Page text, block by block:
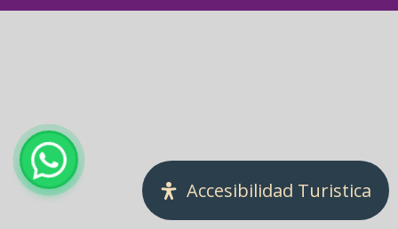
Accesibilidad Turistica